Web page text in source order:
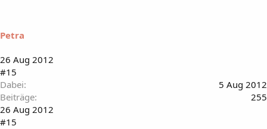
Petra
26 Aug 2012
#15
Dabei
5 Aug 2012
Beiträge
255
26 Aug 2012
#15